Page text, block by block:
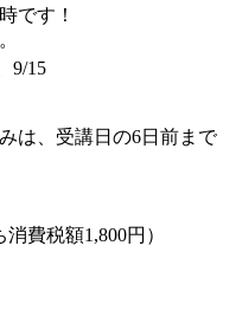
です！
9/15
は、受講日の6日前まで
費税額1,800円）